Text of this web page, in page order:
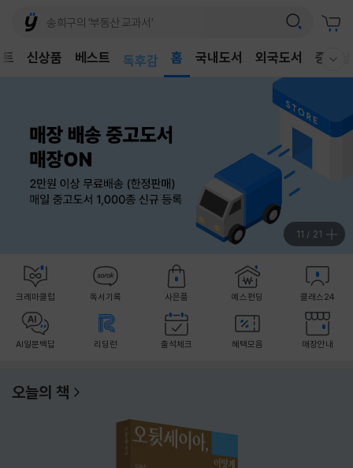
신상품 베스트
독후감
홈 국내도서 외국도서 중고샵
12 / 21
크레마클럽 독서기록 사은품 예스펀딩 클래스24
AI일문백답 리딩런 출석체크 혜택모음 매장안내
오늘의 책